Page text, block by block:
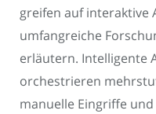
greifen auf interaktive
umfangreiche
erläutern. Intelligente
orchestrieren
manuelle Eingriffe